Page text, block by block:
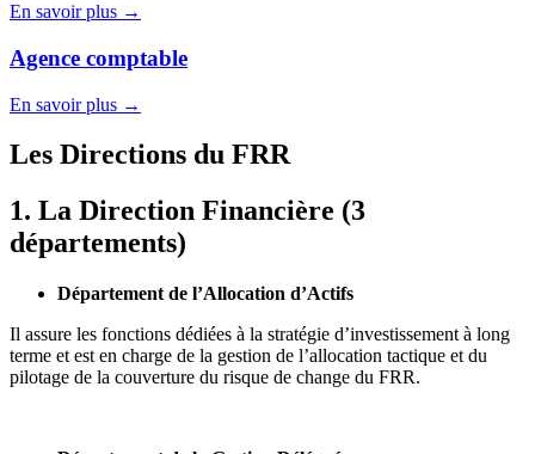
En savoir plus →
Agence comptable
En savoir plus →
Les Directions du FRR
1. La Direction Financière (3
départements)
Département de l’Allocation d’Actifs
Il assure les fonctions dédiées à la stratégie d’investissement à long
terme et est en charge de la gestion de l’allocation tactique et du
pilotage de la couverture du risque de change du FRR.